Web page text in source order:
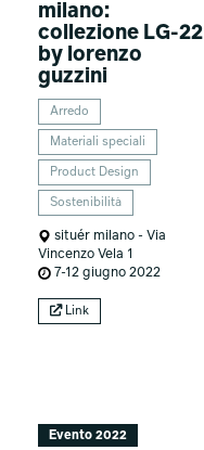
milano:
collezione LG-22
by lorenzo
guzzini
Arredo
Materiali speciali
Product Design
Sostenibilità
situér milano - Via
Vincenzo Vela 1
7-12 giugno 2022
Link
Evento 2022